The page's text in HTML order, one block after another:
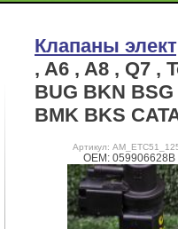
Клапаны
, A6 , A8 , Q7 ,
BUG BKN
BMK BKS
Артикул:
OEM: 059906628B